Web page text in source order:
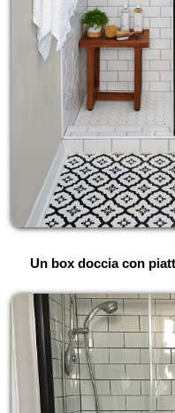
Un box doccia con